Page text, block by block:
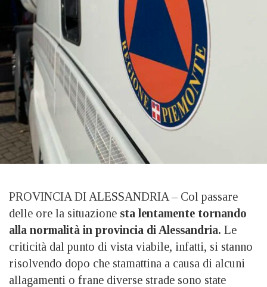
PROVINCIA DI ALESSANDRIA – Col passare
delle ore la situazione sta lentamente tornando
alla normalità in provincia di Alessandria. Le
criticità dal punto di vista viabile, infatti, si stanno
risolvendo dopo che stamattina a causa di alcuni
allagamenti o frane diverse strade sono state